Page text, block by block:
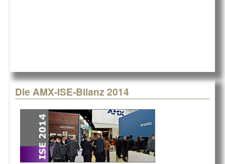
Die AMX-ISE-Bilanz 2014